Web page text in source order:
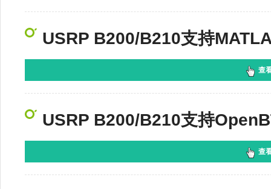
USRP B200/B210支持
查
USRP B200/B210支持
查